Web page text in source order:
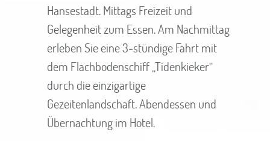
Hansestadt. Mittags Freizeit und
Gelegenheit zum Essen. Am Nachmittag
erleben Sie eine 3-stündige Fahrt mit
dem Flachbodenschiff „Tidenkieker“
durch die einzigartige
Gezeitenlandschaft. Abendessen und
Übernachtung im Hotel.